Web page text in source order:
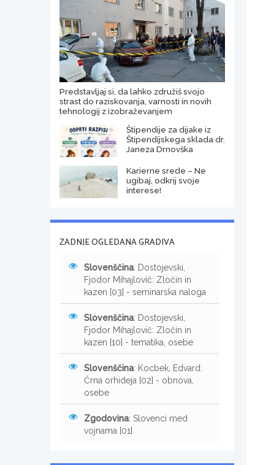
Predstavljaj si, da lahko združiš svojo
strast do raziskovanja, varnosti in novih
tehnologij z izobraževanjem
Štipendije za dijake iz
Štipendijskega sklada dr.
Janeza Drnovška
Karierne srede – Ne
ugibaj, odkrij svoje
interese!
ZADNJE OGLEDANA GRADIVA
Slovenščina: Dostojevski,
Fjodor Mihajlovič: Zločin in
kazen [03] - seminarska naloga
Slovenščina: Dostojevski,
Fjodor Mihajlovič: Zločin in
kazen [10] - tematika, osebe
Slovenščina: Kocbek, Edvard:
Črna orhideja [02] - obnova,
osebe
Zgodovina: Slovenci med
vojnama [01]